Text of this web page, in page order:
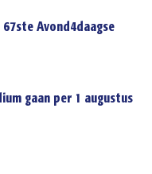
Avond4daagse
gaan per 1 augustus